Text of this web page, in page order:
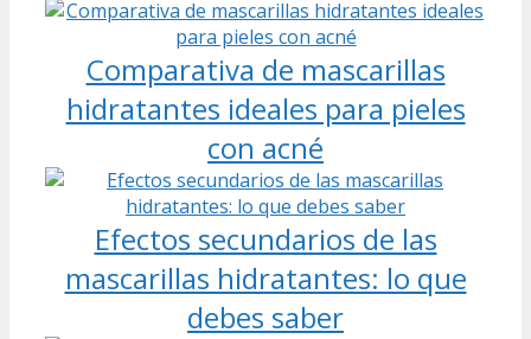
Comparativa de mascarillas
hidratantes ideales para pieles
con acné
Efectos secundarios de las
mascarillas hidratantes: lo que
debes saber